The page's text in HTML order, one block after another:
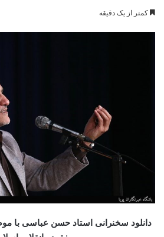
کمتر از یک دقیقه
دانلود سخنرانی استاد حسن عباسی با